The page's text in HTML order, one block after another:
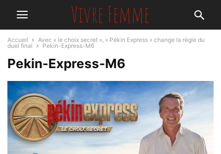
Accueil
Avec « le choix secret », « Pékin Express » change la règle du
duel final
Pekin-Express-M6
Pekin-Express-M6